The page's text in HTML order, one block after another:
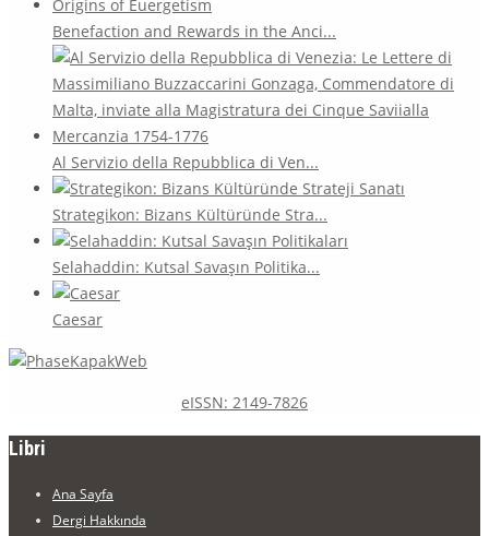
Benefaction and Rewards in the Anci...
Al Servizio della Repubblica di Ven...
Strategikon: Bizans Kültüründe Stra...
Selahaddin: Kutsal Savaşın Politika...
Caesar
eISSN: 2149-7826
Libri
Ana Sayfa
Dergi Hakkında